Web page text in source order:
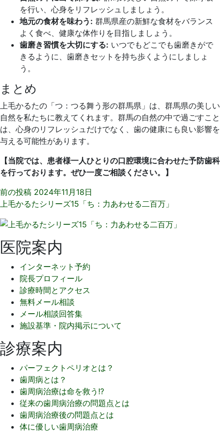
を行い、心身をリフレッシュしましょう。
地元の食材を味わう: 群馬県産の新鮮な食材をバランス
よく食べ、健康な体作りを目指しましょう。
歯磨き習慣を大切にする: いつでもどこでも歯磨きがで
きるように、歯磨きセットを持ち歩くようにしましょ
う。
まとめ
上毛かるたの「つ：つる舞う形の群馬県」は、群馬県の美しい
自然を私たちに教えてくれます。群馬の自然の中で過ごすこと
は、心身のリフレッシュだけでなく、歯の健康にも良い影響を
与える可能性があります。
【当院では、患者様一人ひとりの口腔環境に合わせた予防歯科
を行っております。ぜひ一度ご相談ください。】
前の投稿 2024年11月18日
上毛かるたシリーズ15「ち：力あわせる二百万」
医院案内
インターネット予約
院長プロフィール
診療時間とアクセス
無料メール相談
メール相談回答集
施設基準・院内掲示について
診療案内
パーフェクトペリオとは？
歯周病とは？
歯周病治療は命を救う!?
従来の歯周病治療の問題点とは
歯周病治療後の問題点とは
体に優しい歯周病治療